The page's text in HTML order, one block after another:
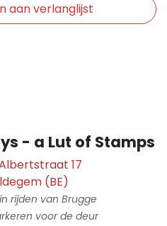
aan verlanglijst
- a Lut of Stamps
17
(BE)
rijden van Brugge
voor de deur